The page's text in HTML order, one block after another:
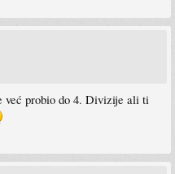
već probio do 4. Divizije ali ti